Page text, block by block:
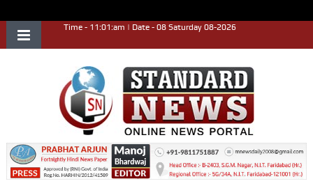
Time - 11:01:am | Date - 08 Saturday 08-2026